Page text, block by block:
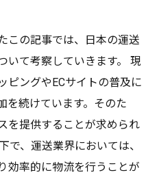
この記事では、日本の運送
いて考察していきます。 現
ピングやECサイトの普及に
を続けています。そのた
を提供することが求められ
で、運送業界においては、
効率的に物流を行うことが